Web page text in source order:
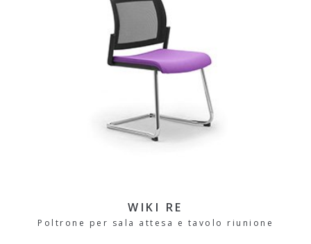
WIKI RE
Poltrone per sala attesa e tavolo riunione